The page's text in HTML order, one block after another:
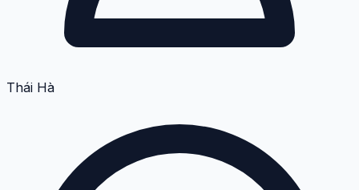
Thái Hà